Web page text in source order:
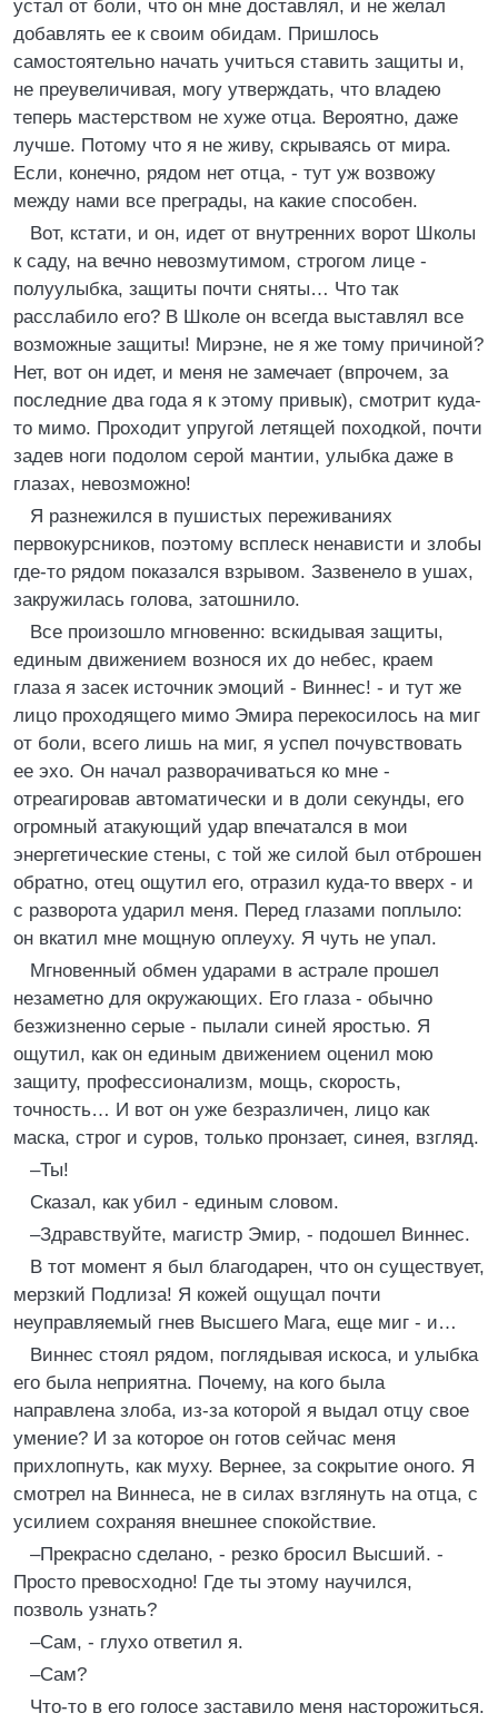
устал от боли, что он мне доставлял, и не желал
добавлять ее к своим обидам. Пришлось
самостоятельно начать учиться ставить защиты и,
не преувеличивая, могу утверждать, что владею
теперь мастерством не хуже отца. Вероятно, даже
лучше. Потому что я не живу, скрываясь от мира.
Если, конечно, рядом нет отца, - тут уж возвожу
между нами все преграды, на какие способен.
Вот, кстати, и он, идет от внутренних ворот Школы
к саду, на вечно невозмутимом, строгом лице -
полуулыбка, защиты почти сняты… Что так
расслабило его? В Школе он всегда выставлял все
возможные защиты! Мирэне, не я же тому причиной?
Нет, вот он идет, и меня не замечает (впрочем, за
последние два года я к этому привык), смотрит куда-
то мимо. Проходит упругой летящей походкой, почти
задев ноги подолом серой мантии, улыбка даже в
глазах, невозможно!
Я разнежился в пушистых переживаниях
первокурсников, поэтому всплеск ненависти и злобы
где-то рядом показался взрывом. Зазвенело в ушах,
закружилась голова, затошнило.
Все произошло мгновенно: вскидывая защиты,
единым движением вознося их до небес, краем
глаза я засек источник эмоций - Виннес! - и тут же
лицо проходящего мимо Эмира перекосилось на миг
от боли, всего лишь на миг, я успел почувствовать
ее эхо. Он начал разворачиваться ко мне -
отреагировав автоматически и в доли секунды, его
огромный атакующий удар впечатался в мои
энергетические стены, с той же силой был отброшен
обратно, отец ощутил его, отразил куда-то вверх - и
с разворота ударил меня. Перед глазами поплыло:
он вкатил мне мощную оплеуху. Я чуть не упал.
Мгновенный обмен ударами в астрале прошел
незаметно для окружающих. Его глаза - обычно
безжизненно серые - пылали синей яростью. Я
ощутил, как он единым движением оценил мою
защиту, профессионализм, мощь, скорость,
точность… И вот он уже безразличен, лицо как
маска, строг и суров, только пронзает, синея, взгляд.
–Ты!
Сказал, как убил - единым словом.
–Здравствуйте, магистр Эмир, - подошел Виннес.
В тот момент я был благодарен, что он существует,
мерзкий Подлиза! Я кожей ощущал почти
неуправляемый гнев Высшего Мага, еще миг - и…
Виннес стоял рядом, поглядывая искоса, и улыбка
его была неприятна. Почему, на кого была
направлена злоба, из-за которой я выдал отцу свое
умение? И за которое он готов сейчас меня
прихлопнуть, как муху. Вернее, за сокрытие оного. Я
смотрел на Виннеса, не в силах взглянуть на отца, с
усилием сохраняя внешнее спокойствие.
–Прекрасно сделано, - резко бросил Высший. -
Просто превосходно! Где ты этому научился,
позволь узнать?
–Сам, - глухо ответил я.
–Сам?
Что-то в его голосе заставило меня насторожиться.